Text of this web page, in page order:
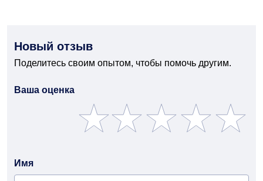
Новый отзыв
Поделитесь своим опытом, чтобы помочь другим.
Ваша оценка
Имя